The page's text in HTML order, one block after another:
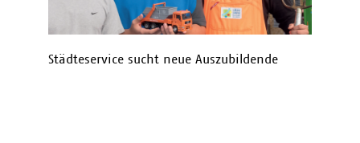
Städteservice sucht neue Auszubildende